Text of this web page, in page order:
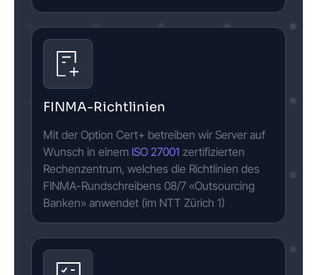
FINMA-Richtlinien
Mit der Option Cert+ betreiben wir Server auf
Wunsch in einem ISO 27001 zertifizierten
Rechenzentrum, welches die Richtlinien des
FINMA-Rundschreibens 08/7 «Outsourcing
Banken» anwendet (im NTT Zürich 1)